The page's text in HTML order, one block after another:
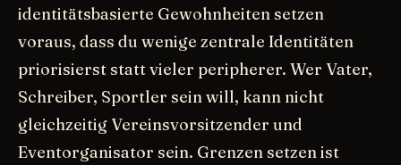
identitätsbasierte Gewohnheiten setzen
voraus, dass du wenige zentrale Identitäten
priorisierst statt vieler peripherer. Wer Vater,
Schreiber, Sportler sein will, kann nicht
gleichzeitig Vereinsvorsitzender und
Eventorganisator sein. Grenzen setzen ist